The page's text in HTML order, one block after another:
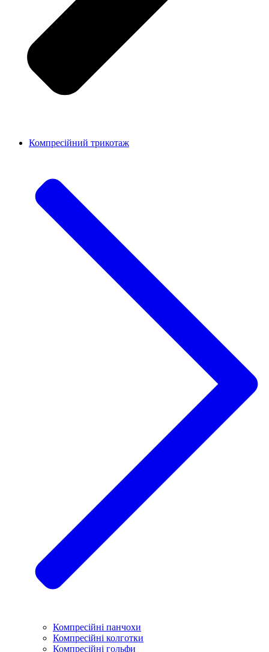
Компресійний трикотаж
Компресійні панчохи
Компресійні колготки
Компресійні гольфи